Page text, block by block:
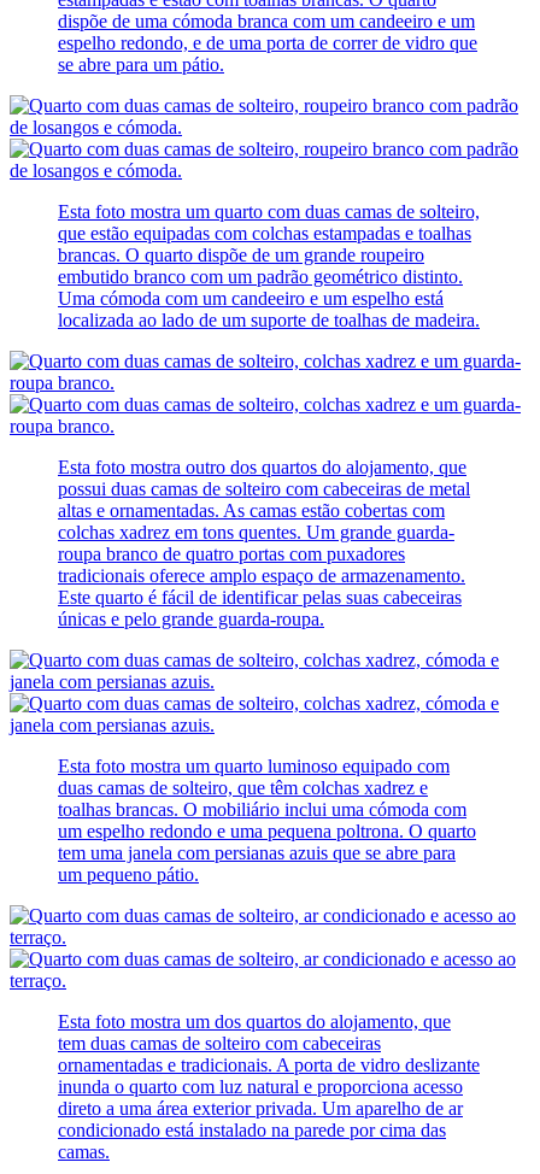
dispõe de uma cómoda branca com um candeeiro e um
espelho redondo, e de uma porta de correr de vidro que
se abre para um pátio.
Esta foto mostra um quarto com duas camas de solteiro,
que estão equipadas com colchas estampadas e toalhas
brancas. O quarto dispõe de um grande roupeiro
embutido branco com um padrão geométrico distinto.
Uma cómoda com um candeeiro e um espelho está
localizada ao lado de um suporte de toalhas de madeira.
Esta foto mostra outro dos quartos do alojamento, que
possui duas camas de solteiro com cabeceiras de metal
altas e ornamentadas. As camas estão cobertas com
colchas xadrez em tons quentes. Um grande guarda-
roupa branco de quatro portas com puxadores
tradicionais oferece amplo espaço de armazenamento.
Este quarto é fácil de identificar pelas suas cabeceiras
únicas e pelo grande guarda-roupa.
Esta foto mostra um quarto luminoso equipado com
duas camas de solteiro, que têm colchas xadrez e
toalhas brancas. O mobiliário inclui uma cómoda com
um espelho redondo e uma pequena poltrona. O quarto
tem uma janela com persianas azuis que se abre para
um pequeno pátio.
Esta foto mostra um dos quartos do alojamento, que
tem duas camas de solteiro com cabeceiras
ornamentadas e tradicionais. A porta de vidro deslizante
inunda o quarto com luz natural e proporciona acesso
direto a uma área exterior privada. Um aparelho de ar
condicionado está instalado na parede por cima das
camas.